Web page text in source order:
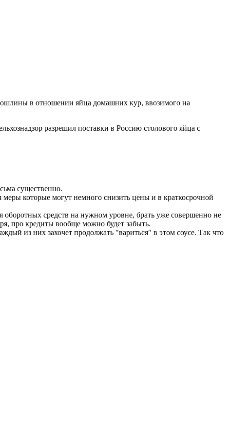
в отношении яйца домашних кур, ввозимого на
разрешил поставки в Россию столового яйца с
существенно.
которые могут немного снизить цены и в краткосрочной
средств на нужном уровне, брать уже совершенно не
про кредиты вообще можно будет забыть.
из них захочет продолжать "вариться" в этом соусе. Так что